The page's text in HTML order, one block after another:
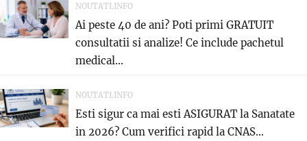
NOUTATI.INFO
Ai peste 40 de ani? Poti primi GRATUIT
consultatii si analize! Ce include pachetul
medical...
NOUTATI.INFO
Esti sigur ca mai esti ASIGURAT la Sanatate
in 2026? Cum verifici rapid la CNAS...